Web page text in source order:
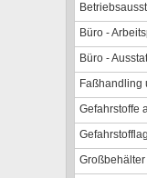
Büro -
Büro -
Faßhandling
Gefahrstoffe
Großbehälter